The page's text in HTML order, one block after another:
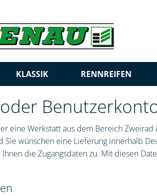
KLASSIK RENNREIFEN
eine Werkstatt aus dem Bereich
Sie wünschen eine Lieferung innerhalb
die Zugangsdaten zu. Mit diesen